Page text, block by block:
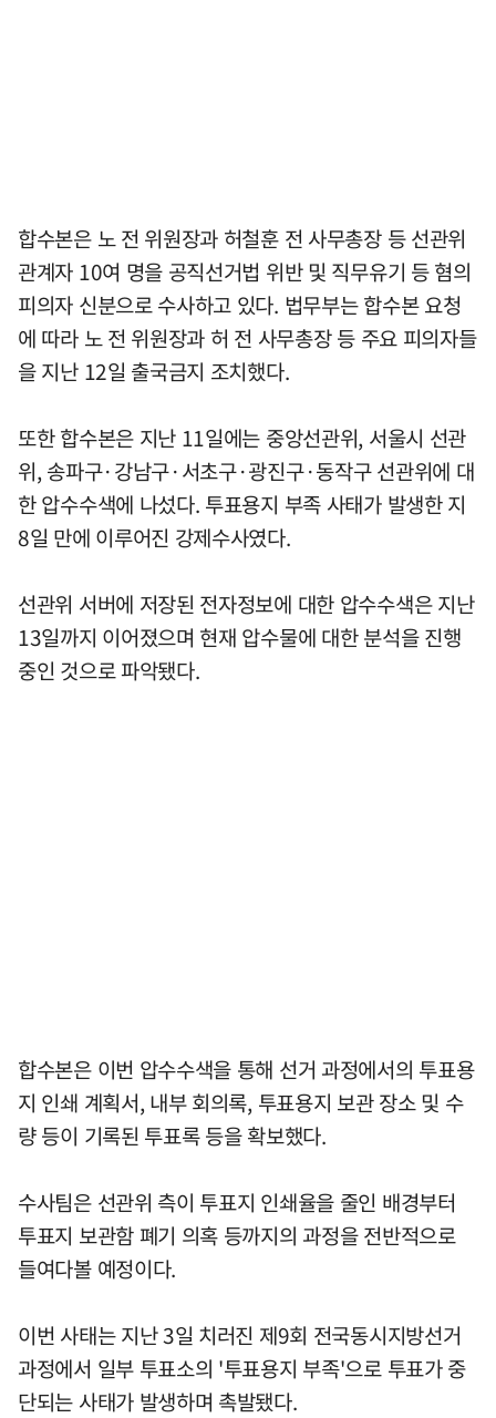
합수본은 노 전 위원장과 허철훈 전 사무총장 등 선관위
관계자 10여 명을 공직선거법 위반 및 직무유기 등 혐의
피의자 신분으로 수사하고 있다. 법무부는 합수본 요청
에 따라 노 전 위원장과 허 전 사무총장 등 주요 피의자들
을 지난 12일 출국금지 조치했다.
또한 합수본은 지난 11일에는 중앙선관위, 서울시 선관
위, 송파구·강남구·서초구·광진구·동작구 선관위에 대
한 압수수색에 나섰다. 투표용지 부족 사태가 발생한 지
8일 만에 이루어진 강제수사였다.
선관위 서버에 저장된 전자정보에 대한 압수수색은 지난
13일까지 이어졌으며 현재 압수물에 대한 분석을 진행
중인 것으로 파악됐다.
합수본은 이번 압수수색을 통해 선거 과정에서의 투표용
지 인쇄 계획서, 내부 회의록, 투표용지 보관 장소 및 수
량 등이 기록된 투표록 등을 확보했다.
수사팀은 선관위 측이 투표지 인쇄율을 줄인 배경부터
투표지 보관함 폐기 의혹 등까지의 과정을 전반적으로
들여다볼 예정이다.
이번 사태는 지난 3일 치러진 제9회 전국동시지방선거
과정에서 일부 투표소의 '투표용지 부족'으로 투표가 중
단되는 사태가 발생하며 촉발됐다.